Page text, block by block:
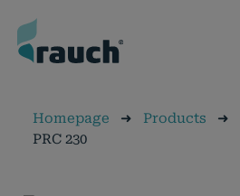
Homepage ➜ Products ➜
PRC 230